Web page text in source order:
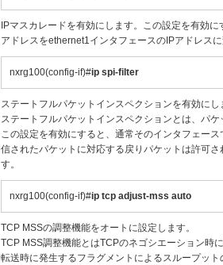
IPマスカレードを有効にします。この設定を有効
アドレスをethernet1インタフェースのIPアドレスに
nxrg100(config-if)#ip spi-filter
ステートフルパケットインスペクションを有効にし
ステートフルパケットインスペクションとは、パ
この設定を有効にすると、通常そのインタフェー
信されたパケットに対応する戻りパケットは許可
す。
nxrg100(config-if)#ip tcp adjust-mss auto
TCP MSSの調整機能をオートに設定します。
TCP MSS調整機能とはTCPのネゴシエーション時
転送時に発生するフラグメントによるスループット